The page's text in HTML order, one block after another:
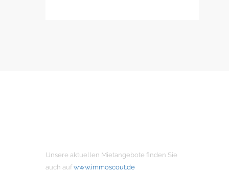
Unsere aktuellen Mietangebote finden Sie
auch auf www.immoscout.de